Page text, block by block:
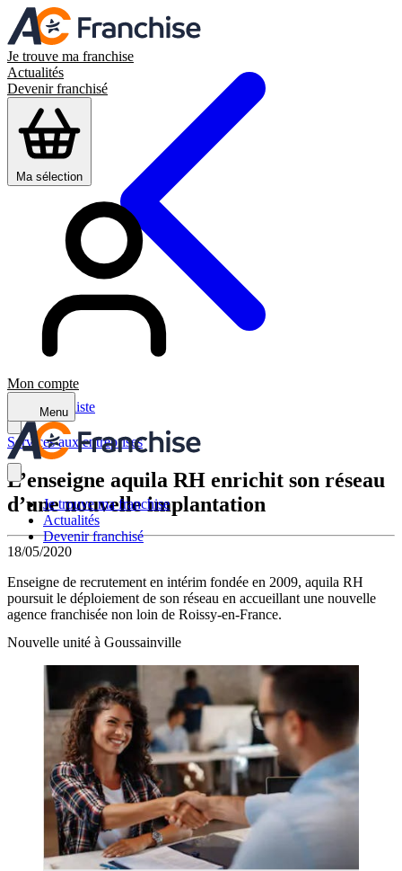
Je trouve ma franchise
Actualités
Devenir franchisé
Ma sélection
Mon compte
Menu
Je trouve ma franchise
Actualités
Devenir franchisé
Retour à la liste
Services aux entreprises
L’enseigne aquila RH enrichit son réseau
d’une nouvelle implantation
18/05/2020
Enseigne de recrutement en intérim fondée en 2009, aquila RH
poursuit le déploiement de son réseau en accueillant une nouvelle
agence franchisée non loin de Roissy-en-France.
Nouvelle unité à Goussainville